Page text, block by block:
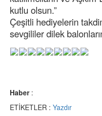
kutlu olsun.”
Çeşitli hediyelerin
sevgililer dilek
Haber:
ETİKETLER : Yazdır